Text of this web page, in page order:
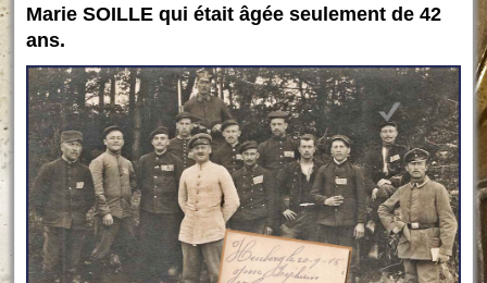
Marie SOILLE qui était âgée seulement de 42
ans.